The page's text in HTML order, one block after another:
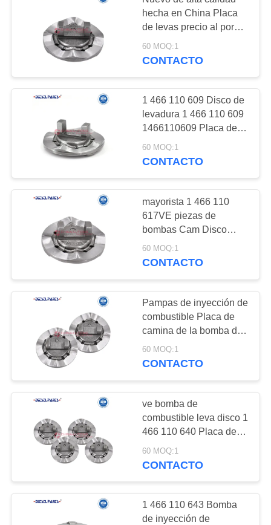
NOTICIAS
PIDA
DEL
SITIO
PRIVACY
POLICY
VÁLVULA COMÚN
DEL CARRIL
188
EQUIPOS
COMUNES DE LA
RECONSTRUCCIÓN
DEL CARRIL
VÁSTAGO DE LA
VÁLVULA DEL
INYECTOR
0
SOLENOIDE DEL
INYECTOR
32
hecha en China Placa
de levas precio al por
mayor1 466 110 656
Diesel Motor Parts Cam
60 MOQ:1
CONTACTO
1 466 110 609 Disco de
levadura 1 466 110 609
1466110609 Placa de
levadura 609 para la
reparación y calibración
diesel
60 MOQ:1
CONTACTO
mayorista 1 466 110
617VE piezas de
bombas Cam Disco
1466110617 bomba de
inyección diesel placa
404C-22
60 MOQ:1
CONTACTO
Pampas de inyección de
combustible Placa de
camina de la bomba de
inyección 1 466 110 621
Placa de camina de la
110 621 para PLATE
60 MOQ:1
CONTACTO
ve bomba de
combustible leva disco 1
466 110 640 Placa de
leva para bombas de
seis cilindros Disco de
de combustible Bo-sch
60 MOQ:1
CONTACTO
1 466 110 643 Bomba
de inyección de